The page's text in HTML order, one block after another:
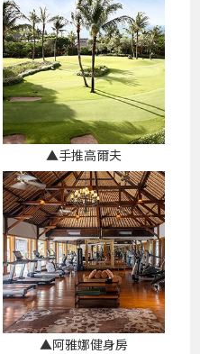
▲手推高爾夫
▲阿雅娜健身房